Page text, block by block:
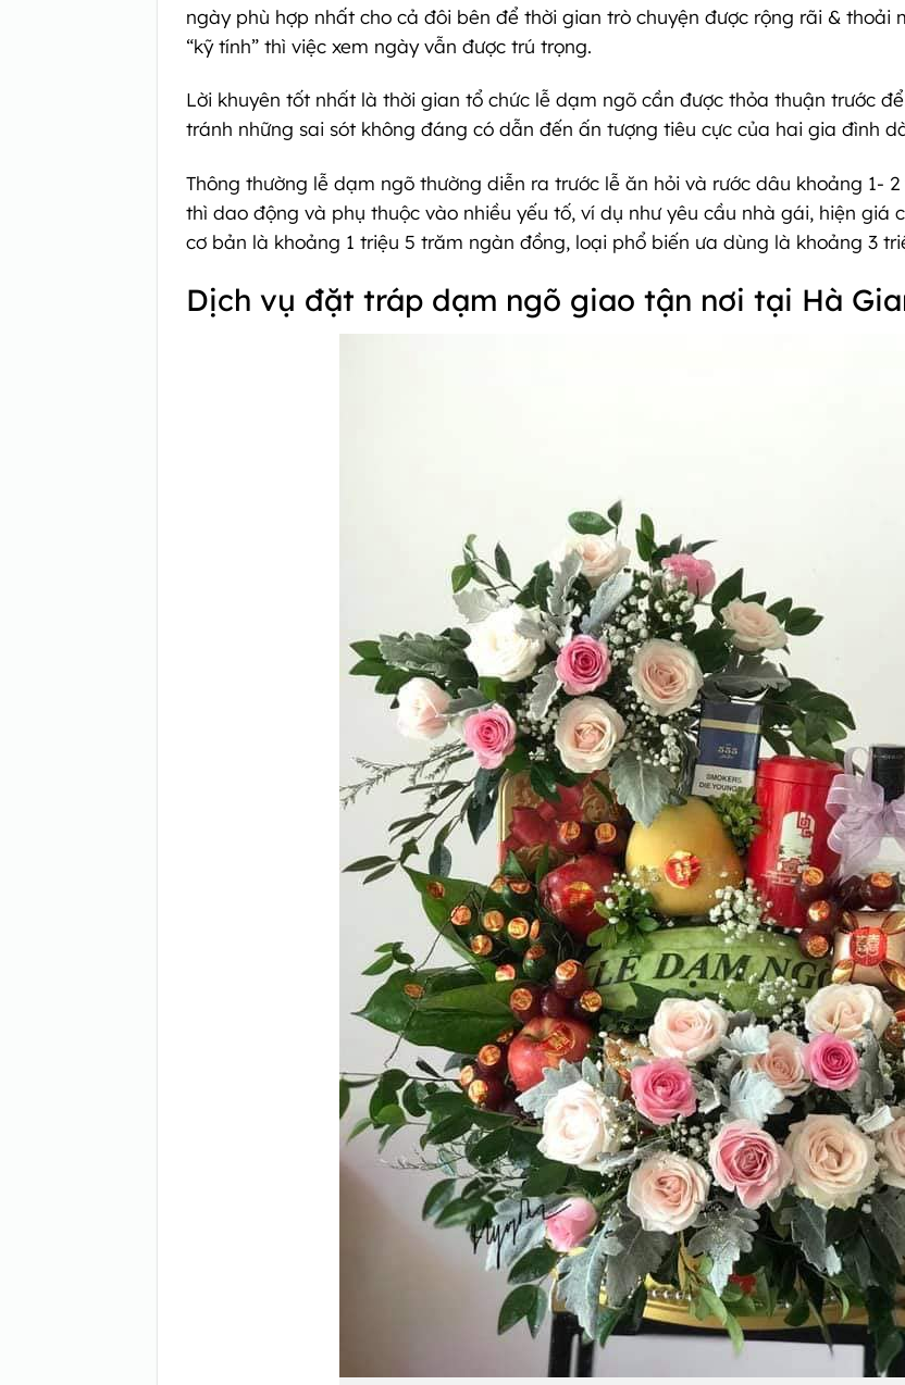
ngày phù hợp nhất cho cả đôi bên để thời gian trò chuyện được rộng rãi & thoải
“kỹ tính” thì việc xem ngày vẫn được trú trọng.
Lời khuyên tốt nhất là thời gian tổ chức lễ dạm ngõ cần được thỏa thuận trước
tránh những sai sót không đáng có dẫn đến ấn tượng tiêu cực của hai gia đình
Thông thường lễ dạm ngõ thường diễn ra trước lễ ăn hỏi và rước dâu khoảng 1-
thì dao động và phụ thuộc vào nhiều yếu tố, ví dụ như yêu cầu nhà gái, hiện giá
cơ bản là khoảng 1 triệu 5 trăm ngàn đồng, loại phổ biến ưa dùng là khoảng 3
Dịch vụ đặt tráp dạm ngõ giao tận nơi tại Hà